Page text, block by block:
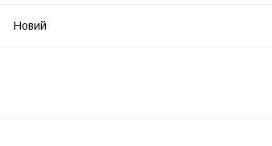
Новий